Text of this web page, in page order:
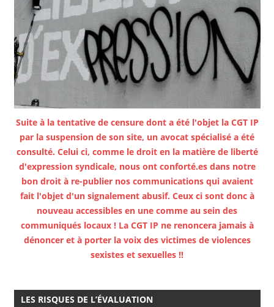
Suite à la tentative de censure dont a été l'objet la CGT IP
par la suspension de son site, un avocat spécialisé a été
consulté. Celui ci, comme le droit en la matière de liberté
d'expression syndicale, nous ont conforté.es dans notre
bon droit à re-publier nos communications qui avaient
fait l'objet d'un signalement abusif. Ceux ci sont donc à
nouveau accessibles en une comme au sein des
communiqués locaux ! La CGT IP ne renoncera jamais à
dénoncer et à porter la voix des victimes de violences
sexistes et sexuelles !!
LES RISQUES DE L’ÉVALUATION